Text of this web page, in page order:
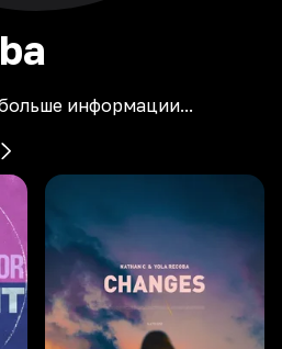
информации...